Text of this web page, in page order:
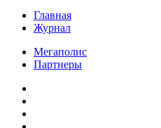
Главная
Журнал
Мегаполис
Партнеры